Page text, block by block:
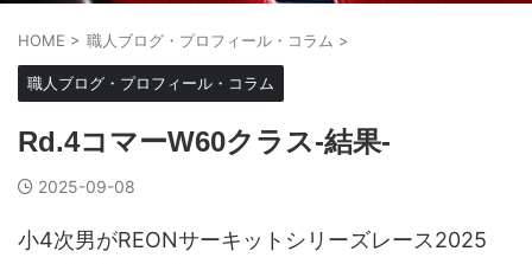
HOME > 職人ブログ・プロフィール・コラム >
職人ブログ・プロフィール・コラム
Rd.4コマーW60クラス-結果-
2025-09-08
小4次男がREONサーキットシリーズレース2025